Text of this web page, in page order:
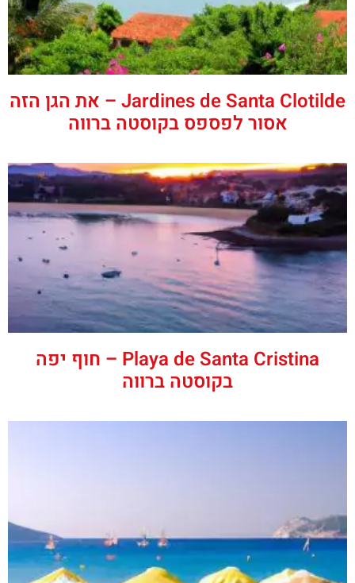
Jardines de Santa Clotilde – את הגן הזה
אסור לפספס בקוסטה ברווה
Playa de Santa Cristina – חוף יפה
בקוסטה ברווה